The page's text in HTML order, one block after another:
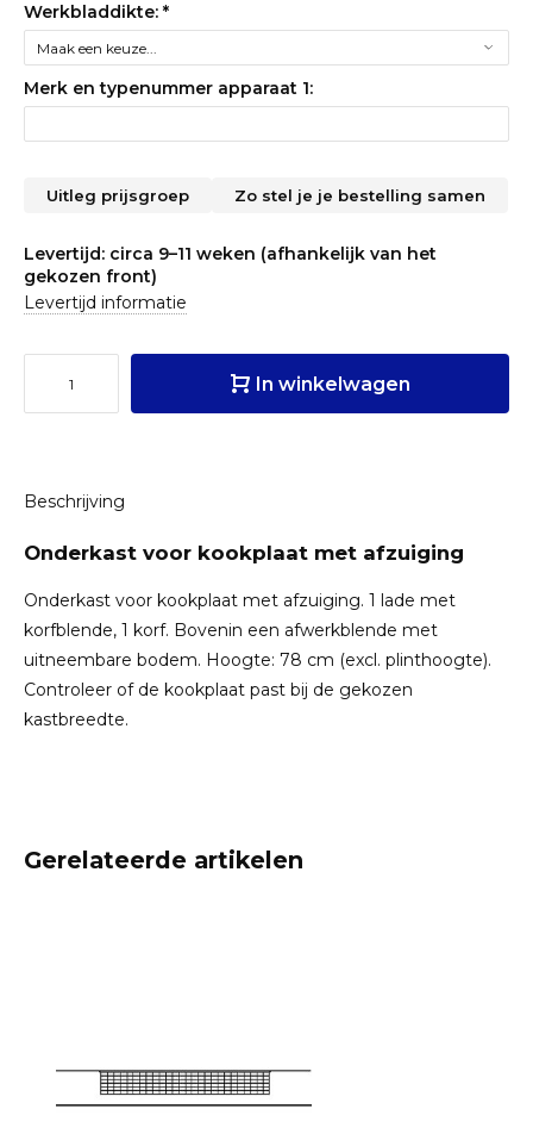
Werkbladdikte: *
Merk en typenummer apparaat 1:
Uitleg prijsgroep Zo stel je je bestelling samen
Levertijd: circa 9–11 weken (afhankelijk van het
gekozen front)
Levertijd informatie
In winkelwagen
Beschrijving
Onderkast voor kookplaat met afzuiging
Onderkast voor kookplaat met afzuiging. 1 lade met
korfblende, 1 korf. Bovenin een afwerkblende met
uitneembare bodem. Hoogte: 78 cm (excl. plinthoogte).
Controleer of de kookplaat past bij de gekozen
kastbreedte.
Gerelateerde artikelen